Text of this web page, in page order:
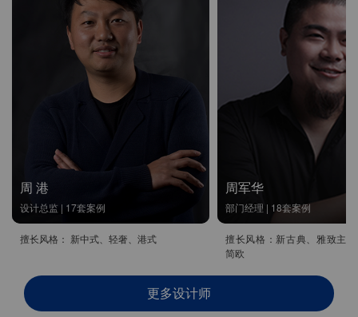
周 港
设计总监 | 17套案例
擅长风格： 新中式、轻奢、港式
周军华
部门经理 | 18套案例
擅长风格：新古典、雅致主
简欧
更多设计师